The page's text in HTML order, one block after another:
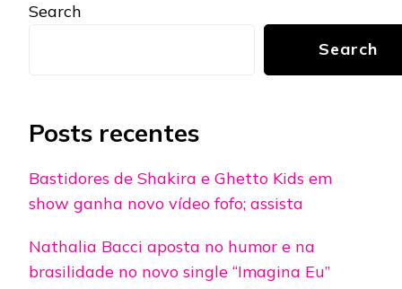
Search
Search
Posts recentes
Bastidores de Shakira e Ghetto Kids em
show ganha novo vídeo fofo; assista
Nathalia Bacci aposta no humor e na
brasilidade no novo single “Imagina Eu”